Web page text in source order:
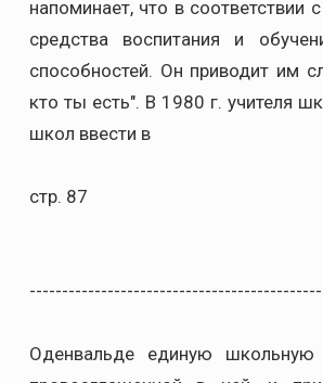
напоминает, что в соответствии
средства воспитания и
способностей. Он приводит им
кто ты есть". В 1980 г. учителя
школ ввести в
стр. 87
Оденвальде единую школьную